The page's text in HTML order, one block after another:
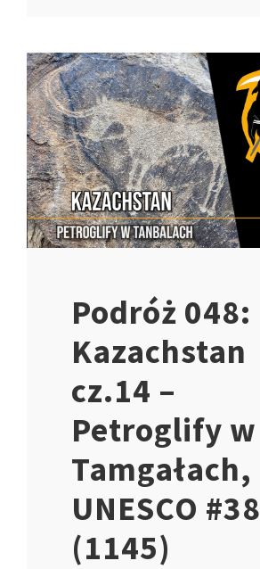
Podróż 048:
Kazachstan
cz.14 –
Petroglify w
Tamgałach,
UNESCO #38
(1145)